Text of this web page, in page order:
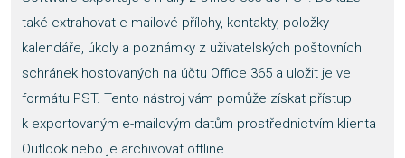
také extrahovat e-mailové přílohy, kontakty, položky
kalendáře, úkoly a poznámky z uživatelských poštovních
schránek hostovaných na účtu Office 365 a uložit je ve
formátu PST. Tento nástroj vám pomůže získat přístup
k exportovaným e-mailovým datům prostřednictvím klienta
Outlook nebo je archivovat offline.